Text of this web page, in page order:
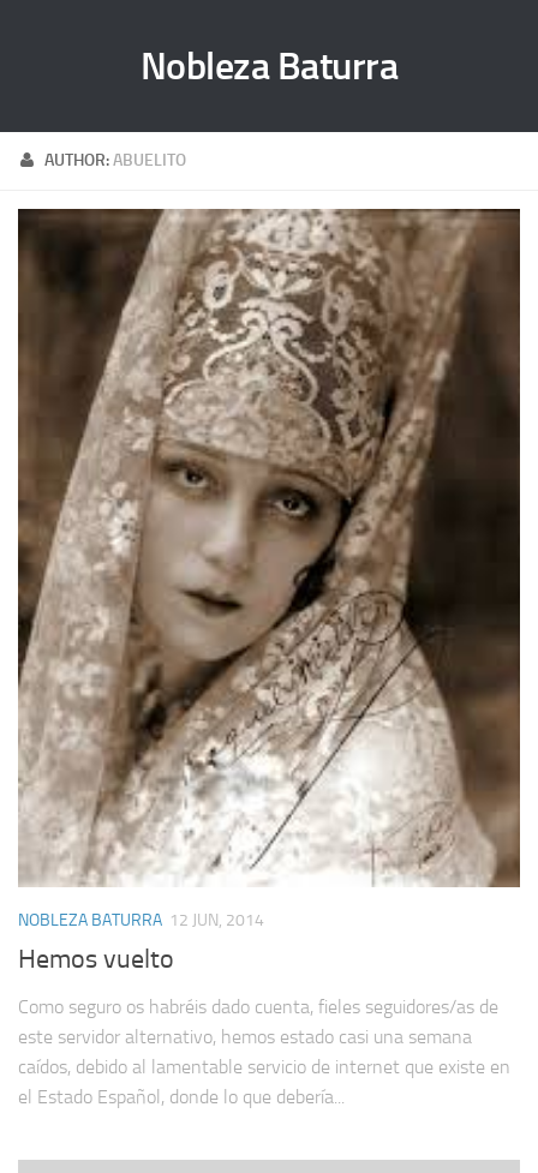
Nobleza Baturra
AUTHOR:ABUELITO
NOBLEZA BATURRA 12 JUN, 2014
Hemos vuelto
Como seguro os habréis dado cuenta, fieles seguidores/as de
este servidor alternativo, hemos estado casi una semana
caídos, debido al lamentable servicio de internet que existe en
el Estado Español, donde lo que debería...